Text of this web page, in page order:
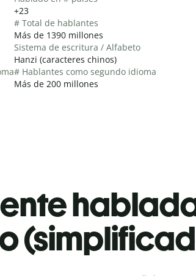
+23
# Total de hablantes
Más de 1390 millones
Sistema de escritura / Alfabeto
Hanzi (caracteres chinos)
# Hablantes como segundo idioma
Más de 200 millones